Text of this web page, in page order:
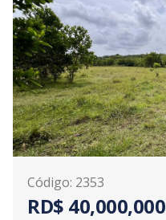
Código: 2353
RD$ 40,000,000